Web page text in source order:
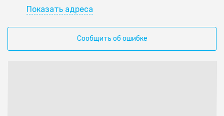
Показать адреса
Сообщить об ошибке